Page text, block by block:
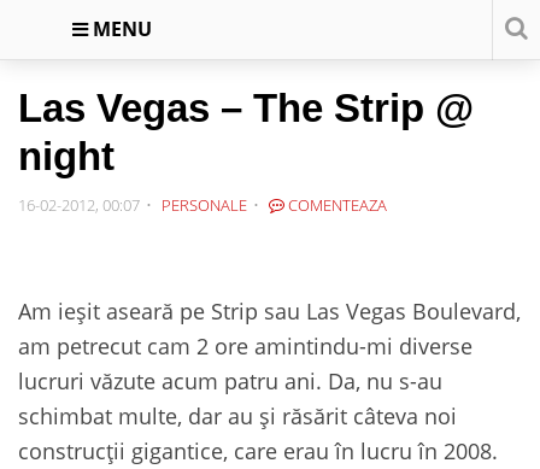
MENU
Las Vegas – The Strip @
night
16-02-2012, 00:07 PERSONALE COMENTEAZA
Am ieşit aseară pe Strip sau Las Vegas Boulevard,
am petrecut cam 2 ore amintindu-mi diverse
lucruri văzute acum patru ani. Da, nu s-au
schimbat multe, dar au şi răsărit câteva noi
construcţii gigantice, care erau în lucru în 2008.